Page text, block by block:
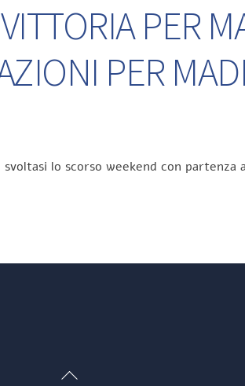
PER
PER
lo scorso weekend con
Back